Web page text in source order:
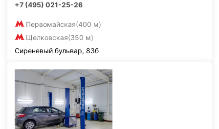
+7 (495) 021-25-26
Первомайская(400 м)
Щелковская(350 м)
Сиреневый бульвар, 83б